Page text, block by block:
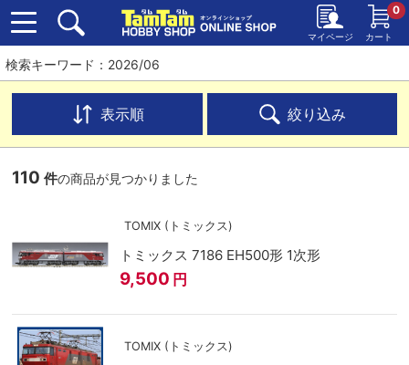
マイページ カート
0
検索キーワード：2026/06
表示順 絞り込み
110 件の商品が見つかりました
TOMIX (トミックス)
トミックス 7186 EH500形 1次形
9,500 円
TOMIX (トミックス)